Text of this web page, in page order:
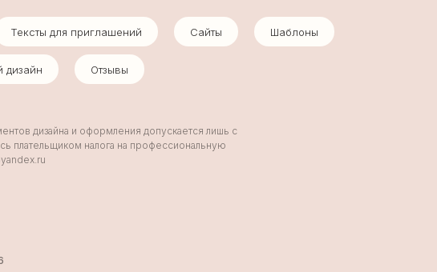
Тексты для приглашений Сайты Шаблоны
дизайн Отзывы
дизайна и оформления допускается лишь с
плательщиком налога на профессиональную